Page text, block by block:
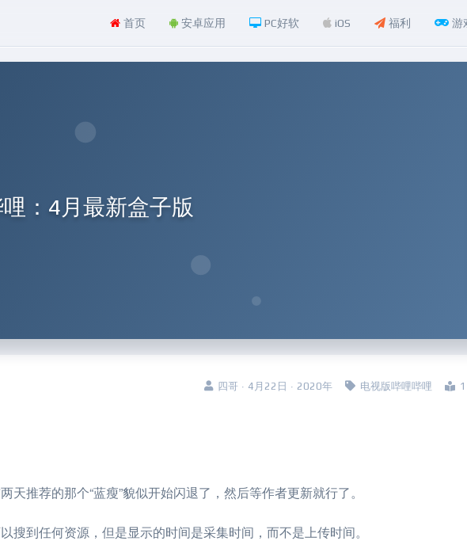
首页 安卓应用 PC好软 iOS 福利 游
：4月最新盒子版
四哥 · 4月22日 · 2020年 电视版哔哩哔哩
天推荐的那个“蓝瘦”貌似开始闪退了，然后等作者更新就行了。
搜到任何资源，但是显示的时间是采集时间，而不是上传时间。